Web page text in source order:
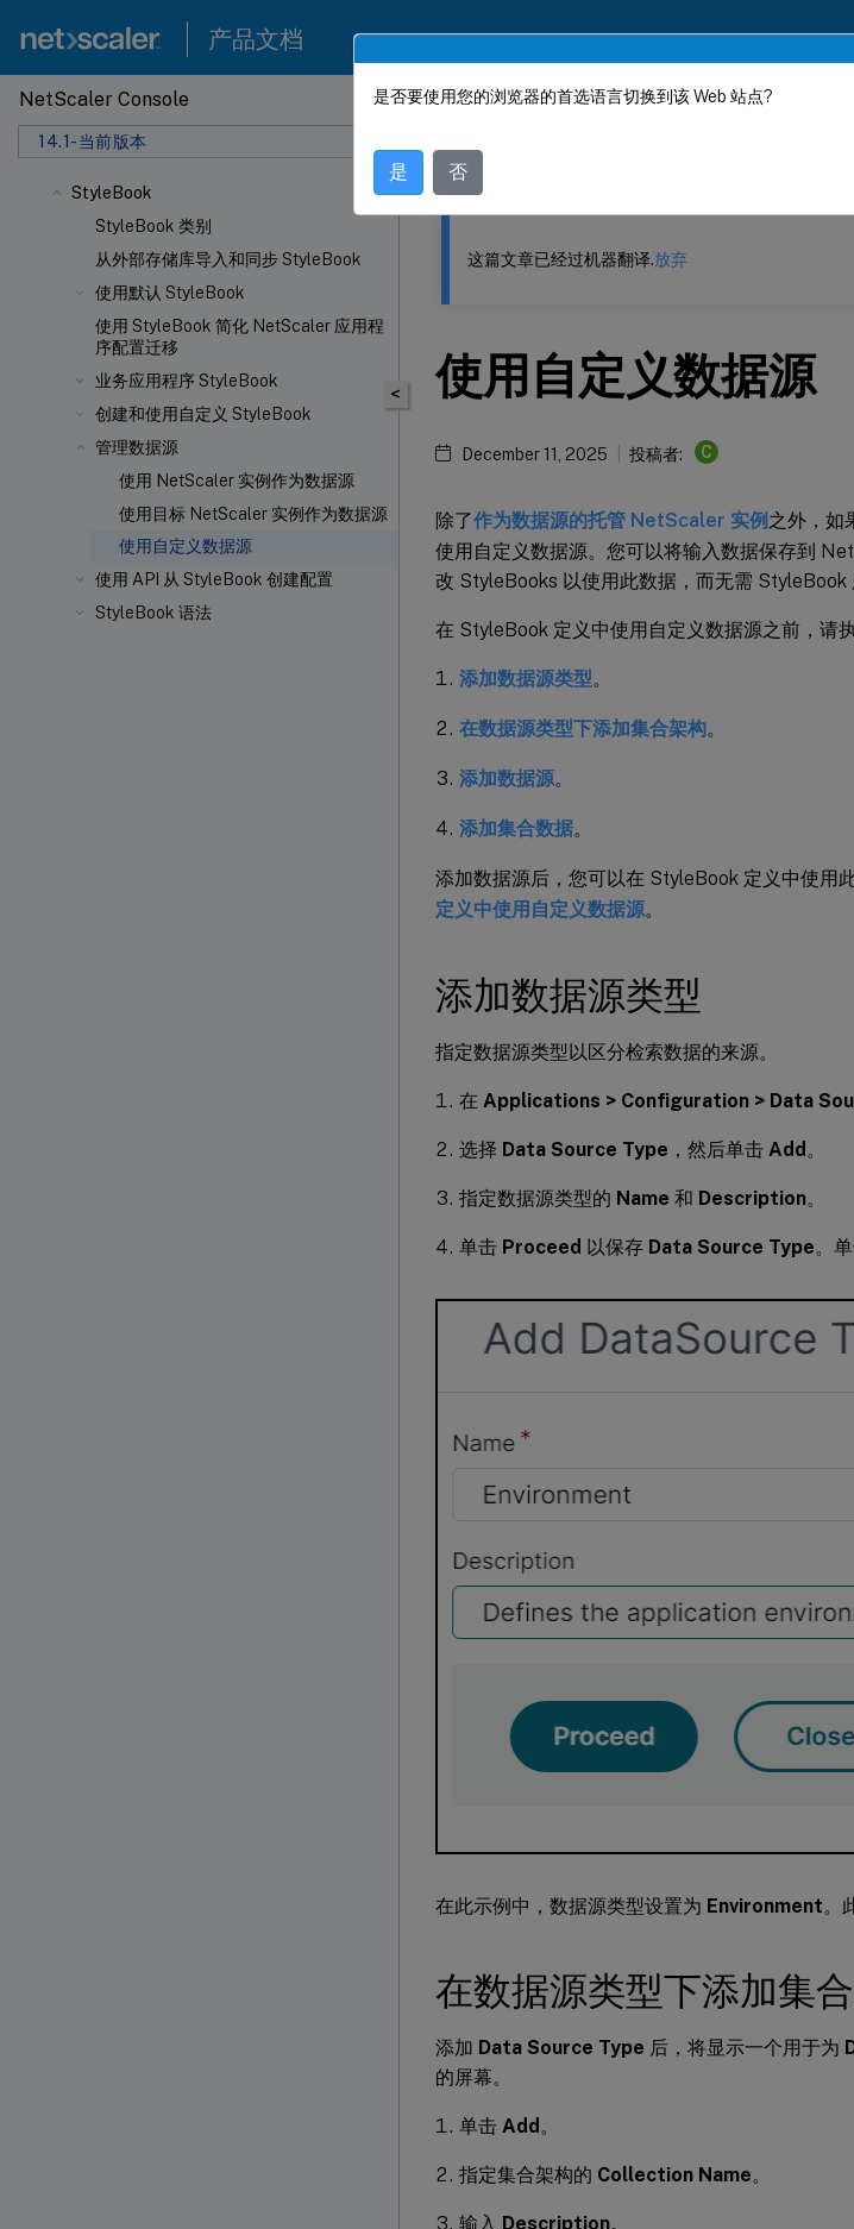
产品文档
NetScaler Console
14.1-当前版本
StyleBook
StyleBook 类别
从外部存储库导入和同步 StyleBook
使用默认 StyleBook
使用 StyleBook 简化 NetScaler 应用程
序配置迁移
业务应用程序 StyleBook
创建和使用自定义 StyleBook
管理数据源
使用 NetScaler 实例作为数据源
使用目标 NetScaler 实例作为数据源
使用自定义数据源
使用 API 从 StyleBook 创建配置
StyleBook 语法
此内容已经过机器动态翻译。
<
这篇文章已经过机器翻译.放弃
使用自定义数据源
December 11, 2025 投稿者: C
除了作为数据源的托管 NetScaler 实例 之外，如
使用自定义数据源。您可以将输入数据保存到
改 StyleBooks 以使用此数据，而无需 StyleBook
在 StyleBook 定义中使用自定义数据源之前，请
添加数据源类型。
在数据源类型下添加集合架构。
添加数据源。
添加集合数据。
添加数据源后，您可以在 StyleBook 定义中使用
定义中使用自定义数据源。
添加数据源类型
指定数据源类型以区分检索数据的来源。
在 Applications > Configuration > Data
选择 Data Source Type ，然后单击 Add 。
指定数据源类型的 Name 和 Description。
单击 Proceed 以保存 Data Source Type。
在此示例中，数据源类型设置为 Environment。
在数据源类型下添加集
添加 Data Source Type 后，将显示一个用于为
的屏幕。
单击 Add 。
指定集合架构的 Collection Name。
输入 Description。
是否要使用您的浏览器的首选语言切换到该 Web 站点?
是 否